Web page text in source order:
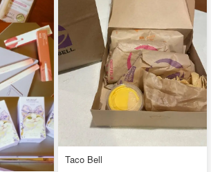
Taco Bell